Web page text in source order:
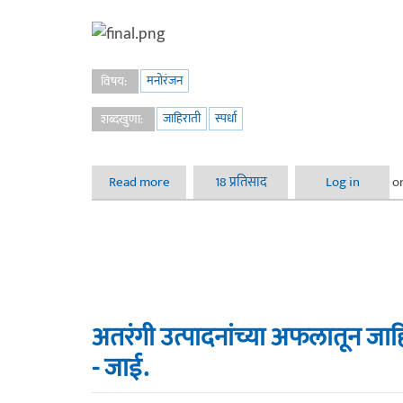
विषय:
मनोरंजन
शब्दखुणा:
जाहिराती स्पर्धा
Read more about अतरंगी उत्पादनांच्या अफलातून जाहिराती
18 प्रतिसाद Log in
अतरंगी उत्पादनांच्या अफलातून
- जाई.